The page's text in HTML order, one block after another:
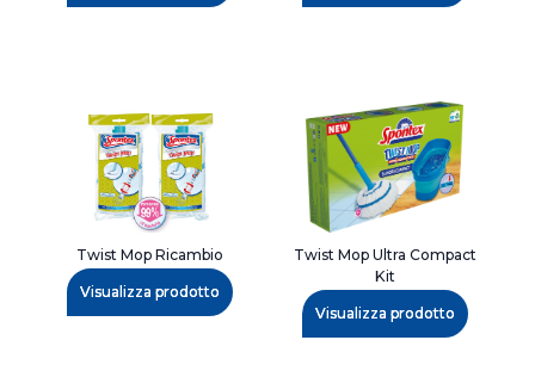
Twist Mop Ricambio
Visualizza prodotto
Twist Mop Ultra Compact
Kit
Visualizza prodotto